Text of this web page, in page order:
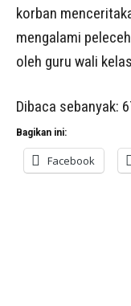
korban
mengalami
oleh guru wali
Dibaca sebanyak:
Bagikan ini:
Facebook